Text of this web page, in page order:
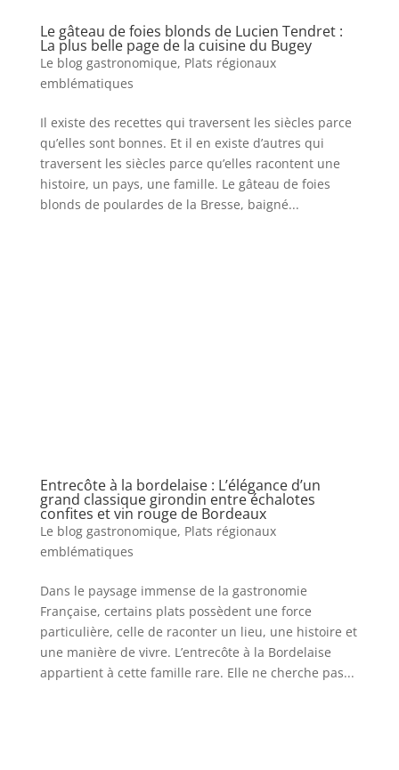
Le gâteau de foies blonds de Lucien Tendret :
La plus belle page de la cuisine du Bugey
Le blog gastronomique, Plats régionaux
emblématiques
Il existe des recettes qui traversent les siècles parce
qu’elles sont bonnes. Et il en existe d’autres qui
traversent les siècles parce qu’elles racontent une
histoire, un pays, une famille. Le gâteau de foies
blonds de poulardes de la Bresse, baigné...
Entrecôte à la bordelaise : L’élégance d’un
grand classique girondin entre échalotes
confites et vin rouge de Bordeaux
Le blog gastronomique, Plats régionaux
emblématiques
Dans le paysage immense de la gastronomie
Française, certains plats possèdent une force
particulière, celle de raconter un lieu, une histoire et
une manière de vivre. L’entrecôte à la Bordelaise
appartient à cette famille rare. Elle ne cherche pas...